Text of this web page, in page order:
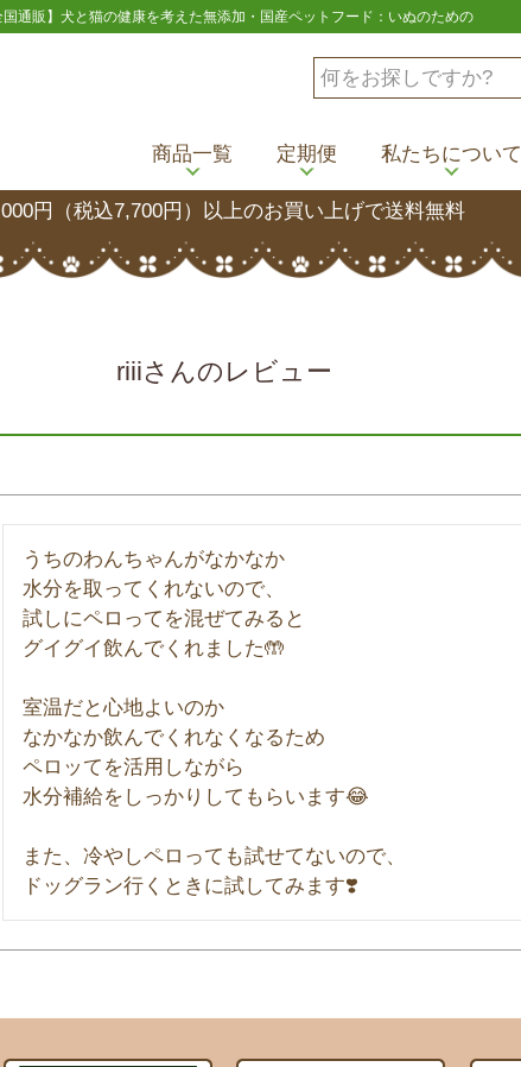
国通販】犬と猫の健康を考えた無添加・国産ペットフード：いぬのための
商品一覧 定期便 私たちについて
円（税込7,700円）以上のお買い上げで送料無料
riiiさんのレビュー
うちのわんちゃんがなかなか
水分を取ってくれないので、
試しにペロってを混ぜてみると
グイグイ飲んでくれました🤲
室温だと心地よいのか
なかなか飲んでくれなくなるため
ペロッてを活用しながら
水分補給をしっかりしてもらいます😂
また、冷やしペロっても試せてないので、
ドッグラン行くときに試してみます❣️